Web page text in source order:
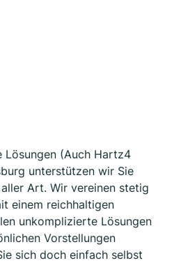
Lösungen (Auch Hartz4
unterstützen wir Sie
Art. Wir vereinen stetig
einem reichhaltigen
unkomplizierte Lösungen
Vorstellungen
sich doch einfach selbst